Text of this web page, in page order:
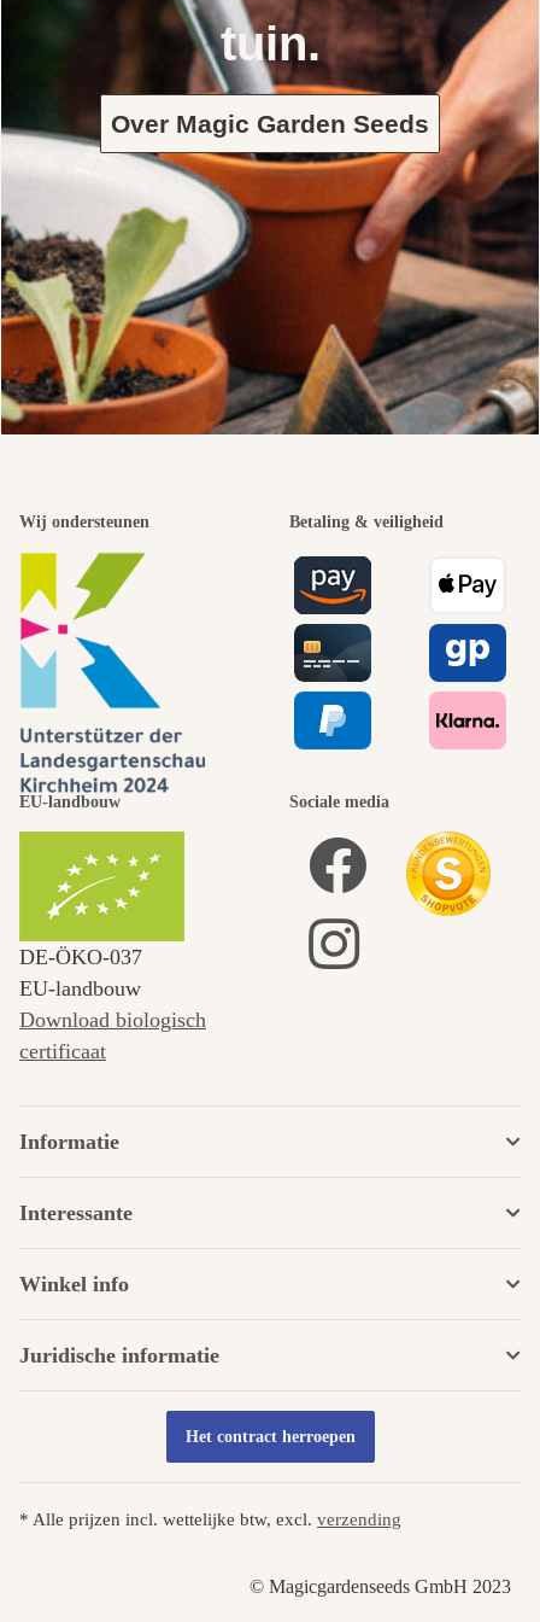
tuin.
Over Magic Garden Seeds
Wij ondersteunen Betaling & veiligheid
EU-landbouw
DE‑ÖKO‑037
EU-landbouw
Download biologisch
certificaat
Sociale media
Informatie
Interessante
Winkel info
Juridische informatie
Het contract herroepen
* Alle prijzen incl. wettelijke btw, excl. verzending
© Magicgardenseeds GmbH 2023